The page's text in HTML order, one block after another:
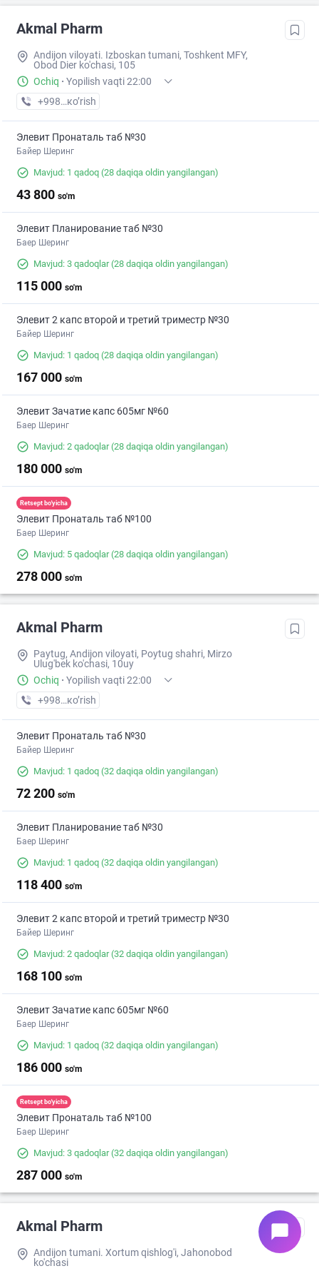
Akmal Pharm
Andijon viloyati. Izboskan tumani, Toshkent MFY,
Obod Dier ko'chasi, 105
Ochiq · Yopilish vaqti 22:00
+998 (88) XXX-XX-XX
кo’rish
Элевит Пронаталь таб №30
Байер Шеринг
Mavjud: 1 qadoq (28 daqiqa oldin yangilangan)
43 800 so'm
Элевит Планирование таб №30
Баер Шеринг
Mavjud: 3 qadoqlar(28 daqiqa oldin yangilangan)
115 000 so'm
Элевит 2 капс второй и третий триместр №30
Байер Шеринг
Mavjud: 1 qadoq (28 daqiqa oldin yangilangan)
167 000 so'm
Элевит Зачатие капс 605мг №60
Баер Шеринг
Mavjud: 2 qadoqlar(28 daqiqa oldin yangilangan)
180 000 so'm
Retsept bo'yicha
Элевит Пронаталь таб №100
Баер Шеринг
Mavjud: 5 qadoqlar(28 daqiqa oldin yangilangan)
278 000 so'm
Akmal Pharm
Paytug, Andijon viloyati, Poytug shahri, Mirzo
Ulug'bek ko'chasi, 10uy
Ochiq · Yopilish vaqti 22:00
+998 (90) XXX-XX-XX
кo’rish
Элевит Пронаталь таб №30
Байер Шеринг
Mavjud: 1 qadoq (32 daqiqa oldin yangilangan)
72 200 so'm
Элевит Планирование таб №30
Баер Шеринг
Mavjud: 1 qadoq (32 daqiqa oldin yangilangan)
118 400 so'm
Элевит 2 капс второй и третий триместр №30
Байер Шеринг
Mavjud: 2 qadoqlar(32 daqiqa oldin yangilangan)
168 100 so'm
Элевит Зачатие капс 605мг №60
Баер Шеринг
Mavjud: 1 qadoq (32 daqiqa oldin yangilangan)
186 000 so'm
Retsept bo'yicha
Элевит Пронаталь таб №100
Баер Шеринг
Mavjud: 3 qadoqlar(32 daqiqa oldin yangilangan)
287 000 so'm
Akmal Pharm
Andijon tumani. Xortum qishlog'i, Jahonobod
ko'chasi
chat_bubble